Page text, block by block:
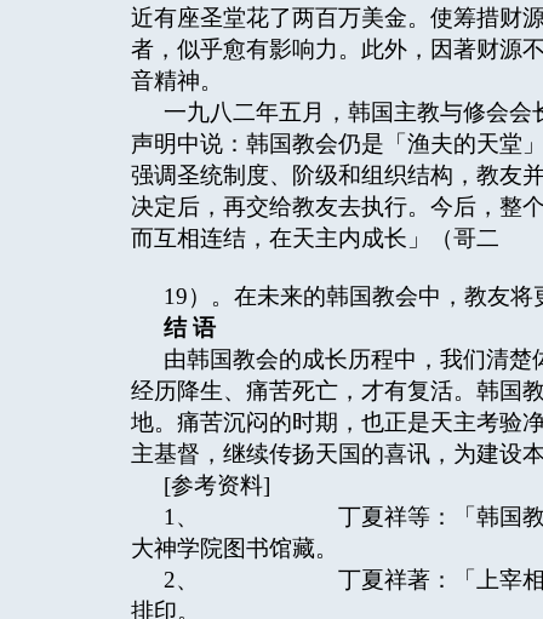
近有座圣堂花了两百万美金。使筹措财
者，似乎愈有影响力。此外，因著财源
音精神。
一九八二年五月，韩国主教与修会
声明中说：韩国教会仍是「渔夫的天堂
强调圣统制度、阶级和组织结构，教友
决定后，再交给教友去执行。今后，整
而互相连结，在天主内成长」（哥二
19）。在未来的韩国教会中，教友
结 语
由韩国教会的成长历程中，我们清
经历降生、痛苦死亡，才有复活。韩国
地。痛苦沉闷的时期，也正是天主考验
主基督，继续传扬天国的喜讯，为建设
[参考资料]
1、 丁夏祥等：「韩国教友上
大神学院图书馆藏。
2、 丁夏祥著：「上宰相书」
排印。